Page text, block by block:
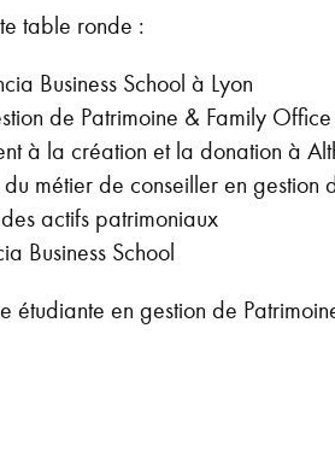
table ronde :
Business School à Lyon
de Patrimoine & Family Office
à la création et la donation à
du métier de conseiller en gestion
actifs patrimoniaux
Business School
étudiante en gestion de